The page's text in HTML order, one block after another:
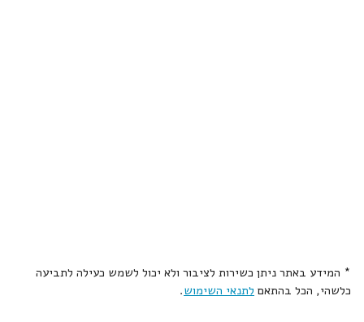
* המידע באתר ניתן כשירות לציבור ולא יכול לשמש כעילה לתביעה
כלשהי, הכל בהתאם לתנאי השימוש.